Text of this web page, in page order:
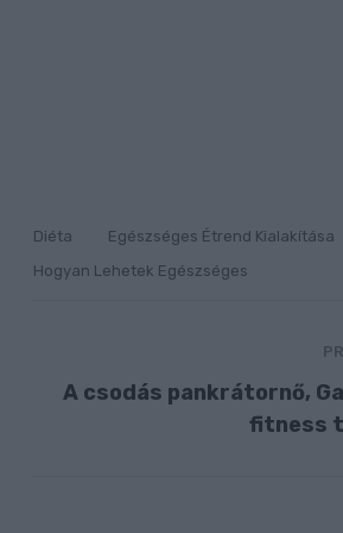
Diéta
Egészséges Étrend Kialakítása
Hogyan Lehetek Egészséges
A csodás pankrátornő,
fitness